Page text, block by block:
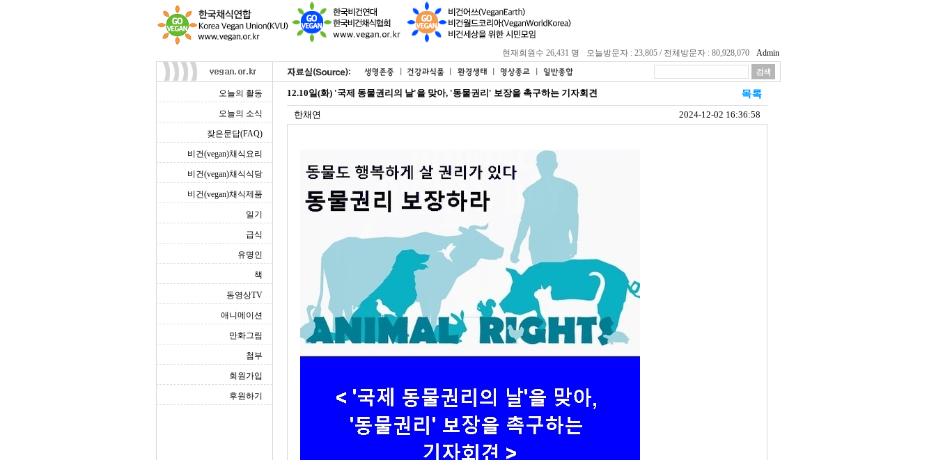
현재회원수 26,431 명 오늘방문자 : 23,805 / 전체방문자 : 80,928,070 Admin
오늘의 활동
오늘의 소식
잦은문답(FAQ)
비건(vegan)채식요리
비건(vegan)채식식당
비건(vegan)채식제품
일기
급식
유명인
책
동영상TV
애니메이션
만화그림
첨부
회원가입
후원하기
12.10일(화) '국제 동물권리의 날'을 맞아, '동물권리' 보장을 촉구하는 기자회견
한채연 2024-12-02 16:36:58